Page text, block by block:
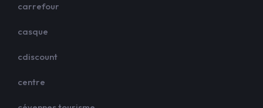
carrefour
casque
cdiscount
centre